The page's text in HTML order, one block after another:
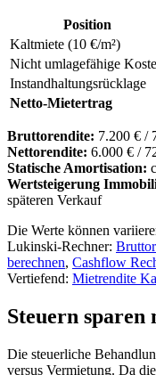
Position
Kaltmiete (10 €/m²)
Nicht umlagefähige
Instandhaltungsrücklage
Netto-Mietertrag
Bruttorendite: 7.200 € /
Nettorendite: 6.000 € /
Statische Amortisation:
Wertsteigerung
späteren Verkauf
Die Werte können
Lukinski-Rechner:
berechnen, Cashflow
Vertiefend: Mietrendite
Steuern
Die steuerliche
versus Vermietung. Da